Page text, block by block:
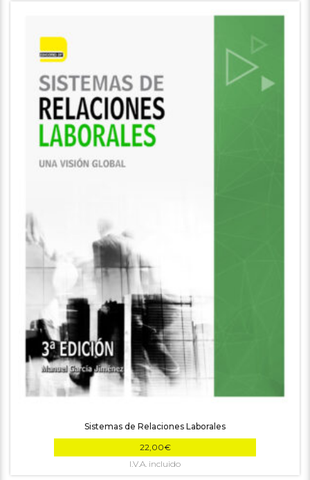
Sistemas de Relaciones Laborales
22,00€